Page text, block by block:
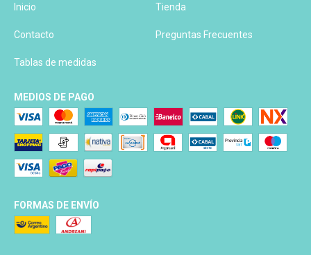
Inicio Tienda
Contacto Preguntas Frecuentes
Tablas de medidas
MEDIOS DE PAGO
FORMAS DE ENVÍO